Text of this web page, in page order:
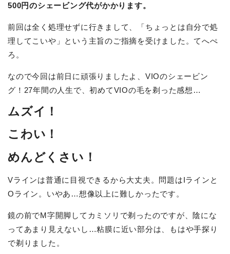
500円のシェービング代がかかります。
前回は全く処理せずに行きまして、「ちょっとは自分で処
理してこいや」という主旨のご指摘を受けました。てへぺ
ろ。
なので今回は前日に頑張りましたよ、VIOのシェービン
グ！27年間の人生で、初めてVIOの毛を剃った感想…
ムズイ！
こわい！
めんどくさい！
Vラインは普通に目視できるから大丈夫。問題はIラインと
Oライン。いやあ…想像以上に難しかったです。
鏡の前でМ字開脚してカミソリで剃ったのですが、陰にな
ってあまり見えないし…粘膜に近い部分は、もはや手探り
で剃りました。